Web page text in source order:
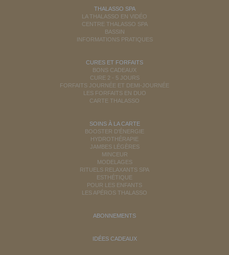
THALASSO SPA
LA THALASSO EN VIDÉO
CENTRE THALASSO SPA
BASSIN
INFORMATIONS PRATIQUES
CURES ET FORFAITS
BONS CADEAUX
CURE 2 - 5 JOURS
FORFAITS JOURNÉE ET DEMI-JOURNÉE
LES FORFAITS EN DUO
CARTE THALASSO
SOINS À LA CARTE
BOOSTER D'ÉNERGIE
HYDROTHÉRAPIE
JAMBES LÉGÈRES
MINCEUR
MODELAGES
RITUELS RELAXANTS SPA
ESTHÉTIQUE
POUR LES ENFANTS
LES APÉROS THALASSO
ABONNEMENTS
IDÉES CADEAUX